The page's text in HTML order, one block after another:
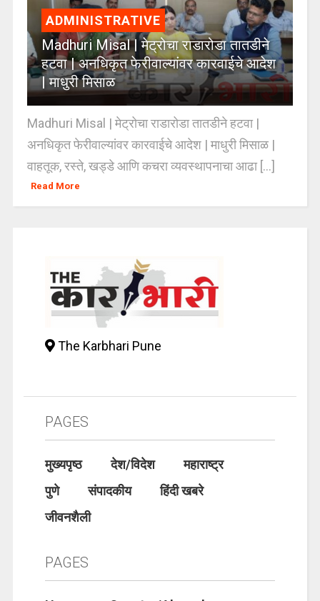
ADMINISTRATIVE
Madhuri Misal | मेट्रोचा राडारोडा तातडीने
हटवा | अनधिकृत फेरीवाल्यांवर कारवाईचे आदेश
| माधुरी मिसाळ
Madhuri Misal | मेट्रोचा राडारोडा तातडीने हटवा |
अनधिकृत फेरीवाल्यांवर कारवाईचे आदेश | माधुरी मिसाळ |
वाहतूक, रस्ते, खड्डे आणि कचरा व्यवस्थापनाचा आढा [...]
Read More
The Karbhari Pune
PAGES
मुख्यपृष्ठ देश/विदेश
महाराष्ट्र
पुणे
संपादकीय
हिंदी खबरे
जीवनशैली
PAGES